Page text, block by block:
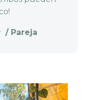
/ Pareja